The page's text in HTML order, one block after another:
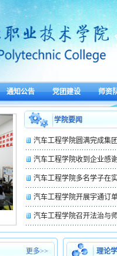
通知公告 党团建设 师资
5
学院要闻
汽车工程学院圆满完成集
汽车工程学院收到企业感
汽车工程学院多名学子在
汽车工程学院开展宇通订
汽车工程学院召开法治与
更多>> 理论